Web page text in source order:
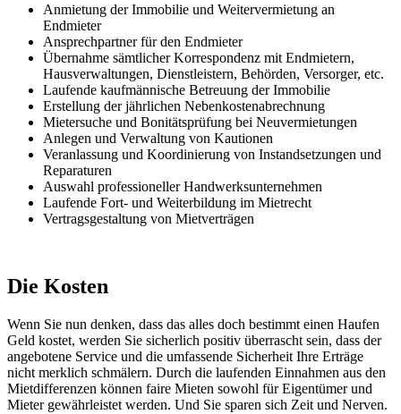
Anmietung der Immobilie und Weitervermietung an
Endmieter
Ansprechpartner für den Endmieter
Übernahme sämtlicher Korrespondenz mit Endmietern,
Hausverwaltungen, Dienstleistern, Behörden, Versorger, etc.
Laufende kaufmännische Betreuung der Immobilie
Erstellung der jährlichen Nebenkostenabrechnung
Mietersuche und Bonitätsprüfung bei Neuvermietungen
Anlegen und Verwaltung von Kautionen
Veranlassung und Koordinierung von Instandsetzungen und
Reparaturen
Auswahl professioneller Handwerksunternehmen
Laufende Fort- und Weiterbildung im Mietrecht
Vertragsgestaltung von Mietverträgen
Die Kosten
Wenn Sie nun denken, dass das alles doch bestimmt einen Haufen
Geld kostet, werden Sie sicherlich positiv überrascht sein, dass der
angebotene Service und die umfassende Sicherheit Ihre Erträge
nicht merklich schmälern. Durch die laufenden Einnahmen aus den
Mietdifferenzen können faire Mieten sowohl für Eigentümer und
Mieter gewährleistet werden. Und Sie sparen sich Zeit und Nerven.